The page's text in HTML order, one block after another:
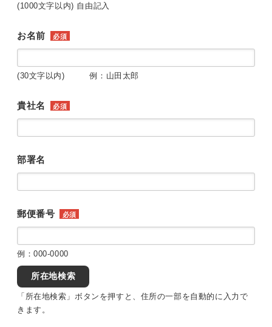
(1000文字以内) 自由記入
お名前 必須
(30文字以内) 例：山田太郎
貴社名 必須
部署名
郵便番号 必須
例：000-0000
所在地検索
「所在地検索」ボタンを押すと、住所の一部を自動的に入力で
きます。